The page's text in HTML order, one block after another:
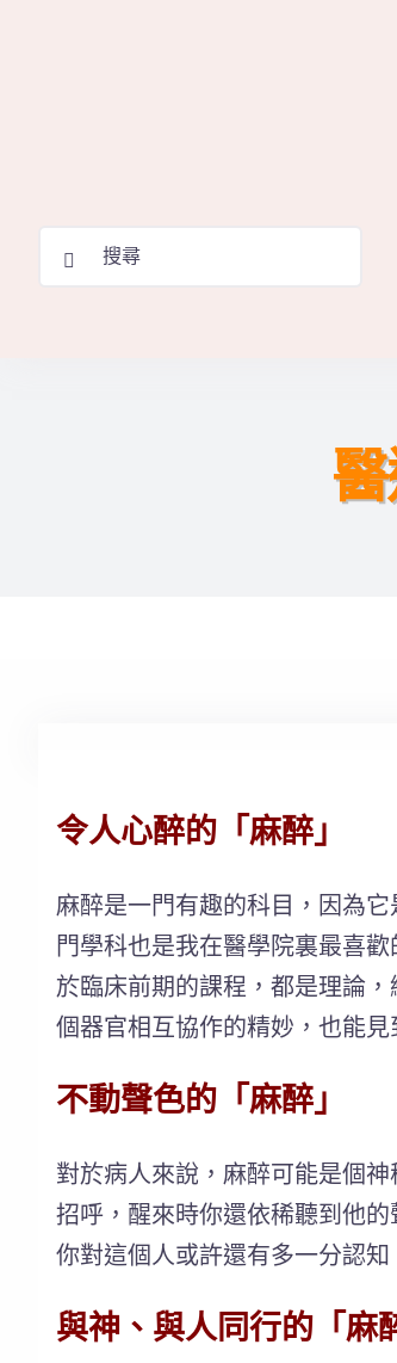
Search
令人心醉的「麻醉」
麻醉是一門有趣的科目，因為
門學科也是我在醫學院裏最喜
於臨床前期的課程，都是理論
個器官相互協作的精妙，也能
不動聲色的「麻醉」
對於病人來說，麻醉可能是個
招呼，醒來時你還依稀聽到他
你對這個人或許還有多一分認
與神、與人同行的「麻